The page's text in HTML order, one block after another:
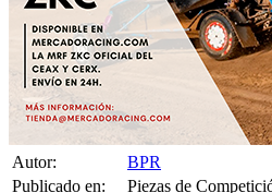
BPR
Publicado en:
Piezas de
Publicado el:
23-Ene-2018 22:13